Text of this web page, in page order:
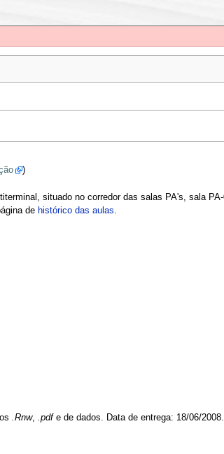
)
situado no corredor das salas PA's, sala
de histórico das aulas.
.Rnw,.pdfe de dados. Data de entrega: 18/06/